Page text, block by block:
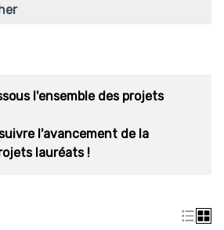
l'ensemble des projets
l'avancement de la
lauréats !